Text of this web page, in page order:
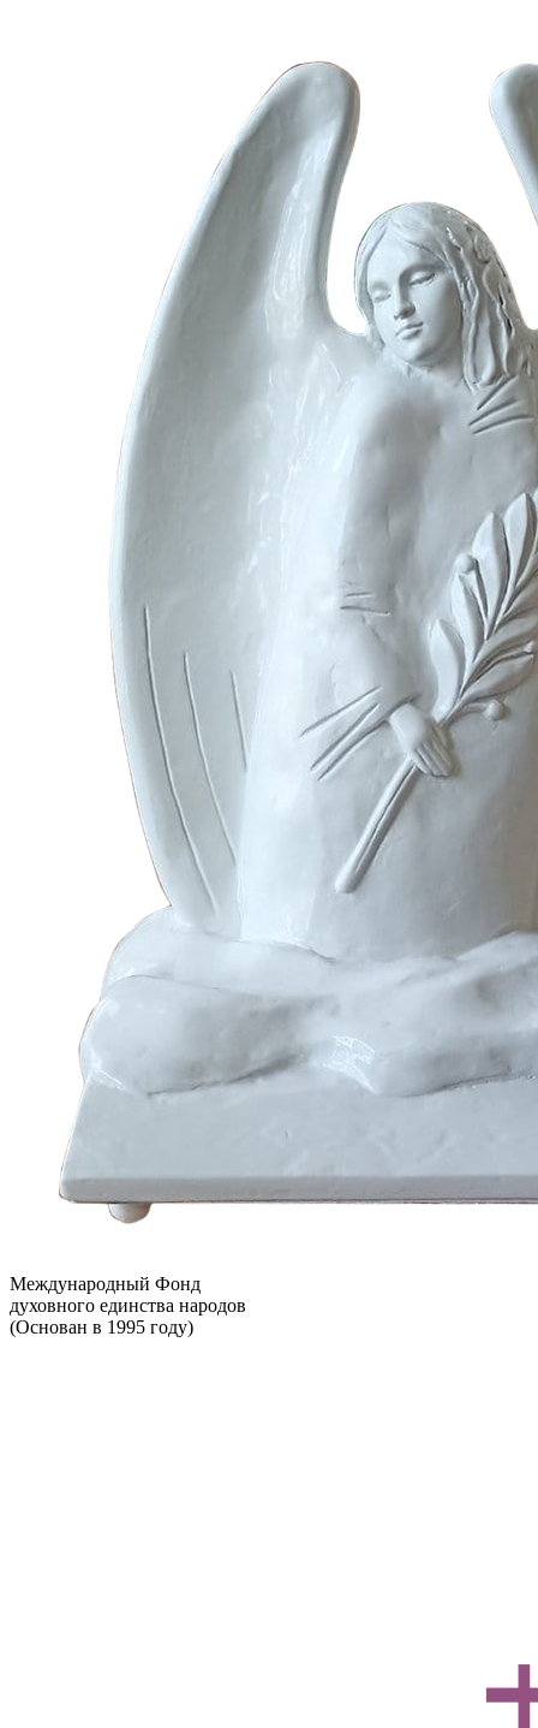
Международный Фонд
духовного единства народов
(Основан в 1995 году)